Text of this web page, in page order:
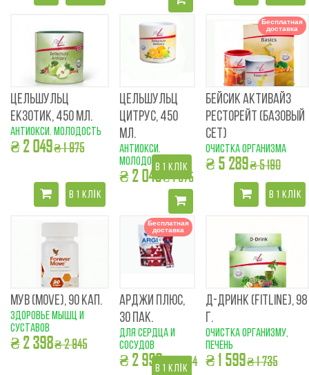
ЦЕЛЬШУЛЬЦ
ЕКЗОТИК, 450 МЛ.
антиокси. молодость
₴ 2 049₴ 1 975
В 1 КЛІК
ЦЕЛЬШУЛЬЦ
ЦИТРУС, 450
МЛ.
антиокси.
молодость
₴ 2 049₴ 1 975
В 1 КЛІК
Бесплатная
доставка
БЕЙСИК АКТИВАЙЗ
РЕСТОРЕЙТ (БАЗОВЫЙ
СЕТ)
очистка организма
₴ 5 289₴ 5 190
В 1 КЛІК
МУВ (MOVE), 90 КАП.
здоровье мышц и
суставов
₴ 2 398₴ 2 945
Бесплатная
доставка
АРДЖИ ПЛЮС,
30 ПАК.
для сердца и
сосудов
₴ 2 999₴ 3 634
В 1 КЛІК
Д-ДРИНК (FITLINE), 98
Г.
очистка организму,
печень
₴ 1 599₴ 1 735